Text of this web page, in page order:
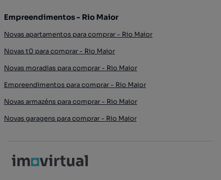
Empreendimentos - Rio Maior
Novas apartamentos para comprar - Rio Maior
Novas t0 para comprar - Rio Maior
Novas moradias para comprar - Rio Maior
Empreendimentos para comprar - Rio Maior
Novas armazéns para comprar - Rio Maior
Novas garagens para comprar - Rio Maior